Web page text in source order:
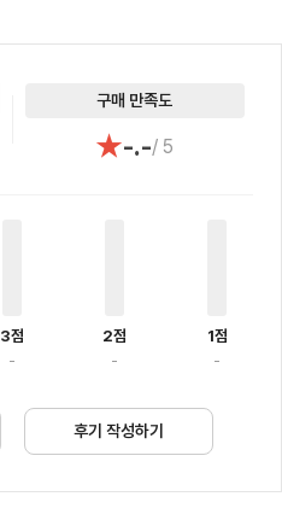
구매 만족도
★-.-/ 5
3점
-
2점
-
1점
-
후기 작성하기